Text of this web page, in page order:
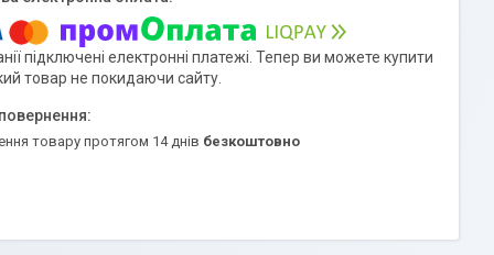
підключені електронні платежі. Тепер ви можете купити
товар не покидаючи сайту.
товару протягом 14 днів безкоштовно